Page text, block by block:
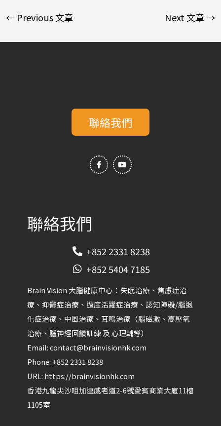
←Previous 文章 Next 文章→
聯絡我們
a
c
e
o
u
t
聯絡我們
+852 2331 8238
+852 5404 7185
Brain Vision 大腦健康中心：失眠治療、焦慮症治
療、抑鬱症治療、過度活躍症治療、認知障礙/腦退
化症治療、中風治療、耳鳴治療（腦磁激、高壓氧
治療、腦神經回饋訓練 及 心理輔導）​
Email:contact@brainvisionhk.com
Phone:+852 2331 8238
URL: https://brainvisionhk.com
香港九龍尖沙咀加連威老道2-6號愛賓商業大廈11樓
1105室